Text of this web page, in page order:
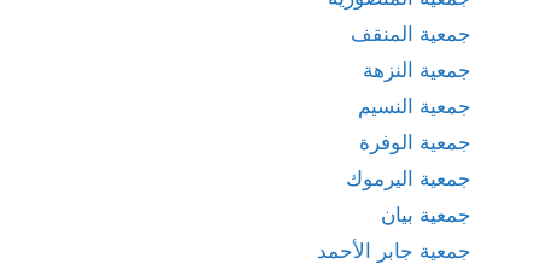
جمعية المنقف
جمعية النزهة
جمعية النسيم
جمعية الوفرة
جمعية اليرموك
جمعية بيان
جمعية جابر الأحمد